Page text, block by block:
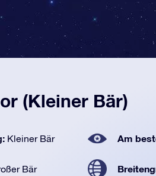
(Kleiner Bär)
Kleiner Bär Am
Bär